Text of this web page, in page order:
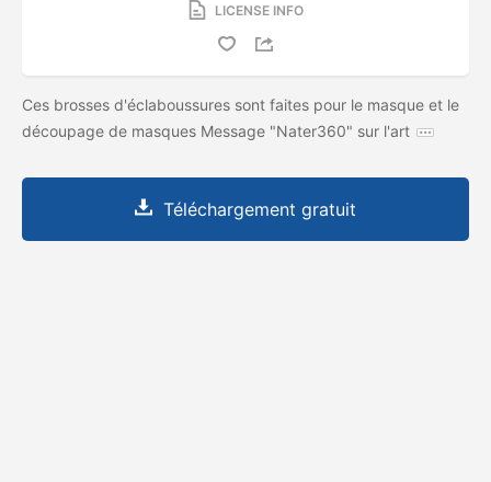
LICENSE INFO
Ces brosses d'éclaboussures sont faites pour le masque et le
découpage de masques Message "Nater360" sur l'art
Téléchargement gratuit